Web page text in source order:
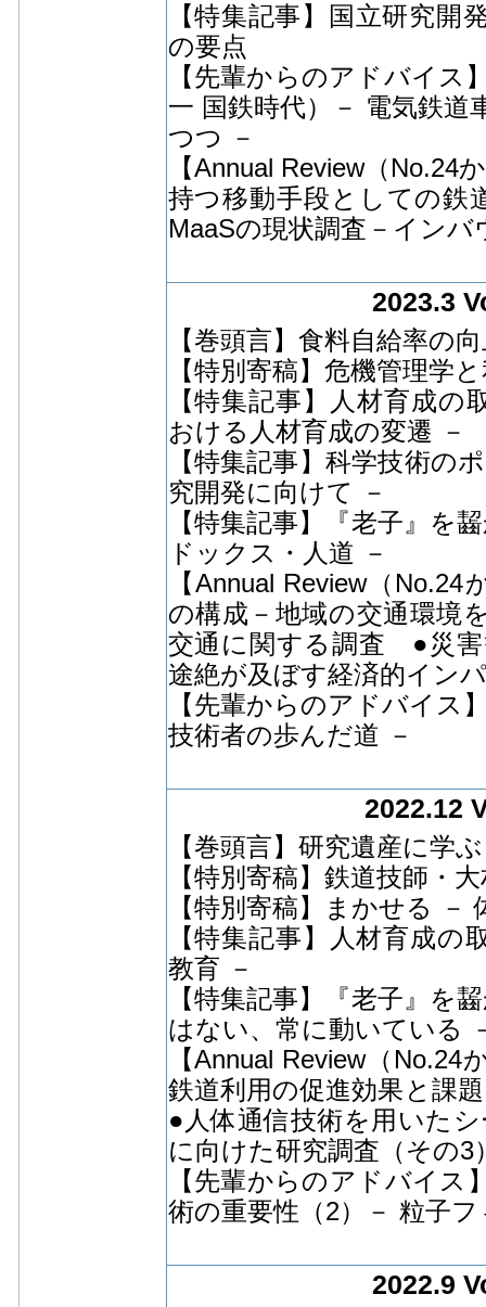
【特集記事】国立研究開
の要点
【先輩からのアドバイス
一 国鉄時代）－ 電気鉄道
つつ －
【Annual Review（No.24
持つ移動手段としての
MaaSの現状調査－イン
2023.3
【巻頭言】食料自給率の
【特別寄稿】危機管理学
【特集記事】人材育成
おける人材育成の変遷 －
【特集記事】科学技術
究開発に向けて －
【特集記事】『老子』
ドックス・人道 －
【Annual Review（
の構成－地域の交通環境
交通に関する調査 ●災害
途絶が及ぼす経済的イン
【先輩からのアドバイ
技術者の歩んだ道 －
2022.12
【巻頭言】研究遺産に学
【特別寄稿】鉄道技師・
【特別寄稿】まかせる －
【特集記事】人材育成
教育 －
【特集記事】『老子』を
はない、常に動いている
【Annual Review（
鉄道利用の促進効果と課
●人体通信技術を用いた
に向けた研究調査（その3
【先輩からのアドバイス
術の重要性（2）－ 粒子
2022.9